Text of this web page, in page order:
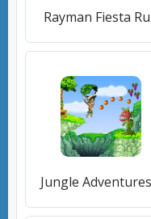
Rayman Fiesta
Jungle